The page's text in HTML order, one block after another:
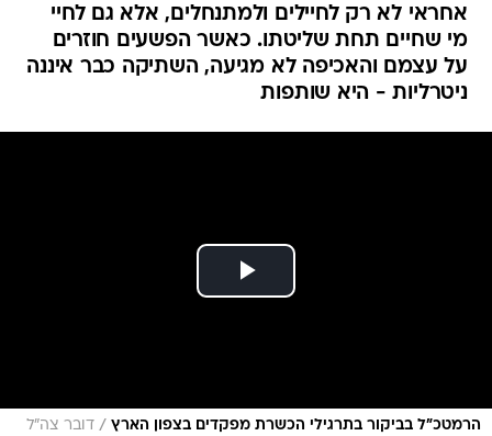
אחראי לא רק לחיילים ולמתנחלים, אלא גם לחיי
מי שחיים תחת שליטתו. כאשר הפשעים חוזרים
על עצמם והאכיפה לא מגיעה, השתיקה כבר איננה
ניטרליות - היא שותפות
הרמטכ"ל בביקור בתרגילי הכשרת מפקדים בצפון הארץ / דובר צה"ל